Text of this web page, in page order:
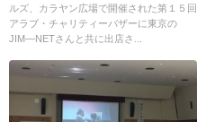
ルズ、カラヤン広場で開催された第１５回
アラブ・チャリティーバザーに東京の
JIM―NETさんと共に出店さ...